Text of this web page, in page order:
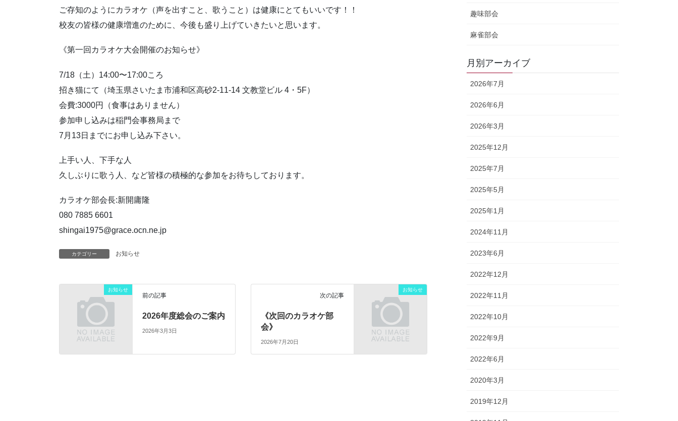
ご存知のようにカラオケ（声を出すこと、歌うこと）は健康にとてもいいです！！
校友の皆様の健康増進のために、今後も盛り上げていきたいと思います。
《第一回カラオケ大会開催のお知らせ》
7/18（土）14:00〜17:00ころ
招き猫にて（︎埼玉県さいたま市浦和区高砂2-11-14 文教堂ビル 4・5F）
会費:3000円（食事はありません）
参加申し込みは稲門会事務局まで
7月13日までにお申し込み下さい。
上手い人、下手な人
久しぶりに歌う人、など皆様の積極的な参加をお待ちしております。
カラオケ部会長:新開庸隆
080 7885 6601
shingai1975@grace.ocn.ne.jp
カテゴリー お知らせ
お知らせ
前の記事
2026年度総会のご案内
2026年3月3日
お知らせ
次の記事
《次回のカラオケ部
会》
2026年7月20日
趣味部会
麻雀部会
月別アーカイブ
2026年7月
2026年6月
2026年3月
2025年12月
2025年7月
2025年5月
2025年1月
2024年11月
2023年6月
2022年12月
2022年11月
2022年10月
2022年9月
2022年6月
2020年3月
2019年12月